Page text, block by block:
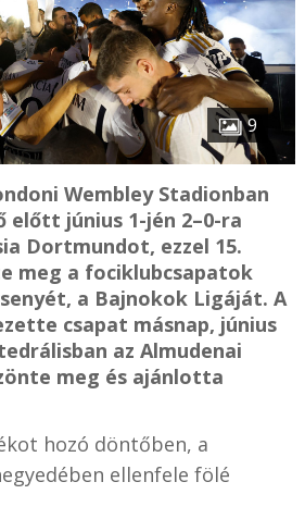
9
Wembley Stadionban
előtt június 1-jén 2–0-ra
Dortmundot, ezzel 15.
meg a fociklubcsapatok
a Bajnokok Ligáját. A
csapat másnap, június
az Almudenai
meg és ajánlotta
hozó döntőben, a
ellenfele fölé